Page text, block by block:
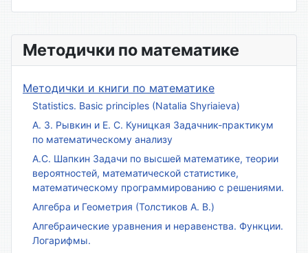
Методички по математике
Методички и книги по математике
Statistics. Basic principles (Natalia Shyriaieva)
А. З. Рывкин и Е. С. Куницкая Задачник-практикум
по математическому анализу
А.С. Шапкин Задачи по высшей математике, теории
вероятностей, математической статистике,
математическому программированию с решениями.
Алгебра и Геометрия (Толстиков А. В.)
Алгебраические уравнения и неравенства. Функции.
Логарифмы.